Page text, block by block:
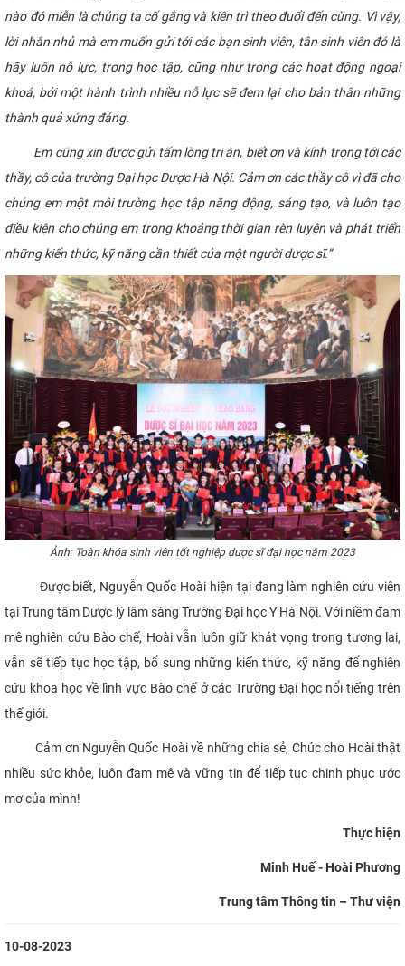
nào đó miễn là chúng ta cố gắng và kiên trì theo đuổi đến cùng. Vì vậy,
lời nhắn nhủ mà em muốn gửi tới các bạn sinh viên, tân sinh viên đó là
hãy luôn nỗ lực, trong học tập, cũng như trong các hoạt động ngoại
khoá, bởi một hành trình nhiều nỗ lực sẽ đem lại cho bản thân những
thành quả xứng đáng.
Em cũng xin được gửi tấm lòng tri ân, biết ơn và kính trọng tới các
thầy, cô của trường Đại học Dược Hà Nội. Cảm ơn các thầy cô vì đã cho
chúng em một môi trường học tập năng động, sáng tạo, và luôn tạo
điều kiện cho chúng em trong khoảng thời gian rèn luyện và phát triển
những kiến thức, kỹ năng cần thiết của một người dược sĩ.”
Ảnh: Toàn khóa sinh viên tốt nghiệp dược sĩ đại học năm 2023
Được biết, Nguyễn Quốc Hoài hiện tại đang làm nghiên cứu viên
tại Trung tâm Dược lý lâm sàng Trường Đại học Y Hà Nội. Với niềm đam
mê nghiên cứu Bào chế, Hoài vẫn luôn giữ khát vọng trong tương lai,
vẫn sẽ tiếp tục học tập, bổ sung những kiến thức, kỹ năng để nghiên
cứu khoa học về lĩnh vực Bào chế ở các Trường Đại học nổi tiếng trên
thế giới.
Cảm ơn Nguyễn Quốc Hoài về những chia sẻ, Chúc cho Hoài thật
nhiều sức khỏe, luôn đam mê và vững tin để tiếp tục chinh phục ước
mơ của mình!
Thực hiện
Minh Huế - Hoài Phương
Trung tâm Thông tin – Thư viện
10-08-2023